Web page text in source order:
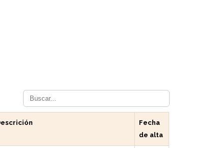
Fecha
de alta